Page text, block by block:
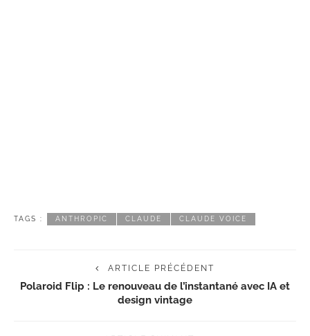
TAGS : ANTHROPIC CLAUDE CLAUDE VOICE
ARTICLE PRÉCÉDENT
Polaroid Flip : Le renouveau de l’instantané avec IA et
design vintage